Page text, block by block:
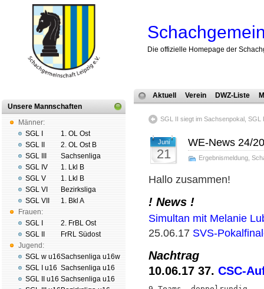
Die offizielle Homepage der
Unsere Mannschaften
Männer:
SGL I
SGL II
SGL III
SGL IV
SGL V
SGL VI
SGL VII
Frauen:
SGL I
SGL II
Jugend:
SGL w u16
SGL I u16
SGL II u16
1. OL Ost
2. OL Ost B
Sachsenliga
1. Lkl B
1. Lkl B
Bezirksliga
1. Bkl A
2. FrBL Ost
FrRL Südost
Sachsenliga u16w
Sachsenliga u16
Sachsenliga u16
Aktuell Verein DWZ-Liste
SGL II siegt im Sachsenpokal,
Juni
21
WE-News 24/
Ergebnismeldung
Hallo zusammen!
! News !
Simultan mit Melanie
25.06.17 SVS-
Nachtrag
10.06.17 37. CSC-